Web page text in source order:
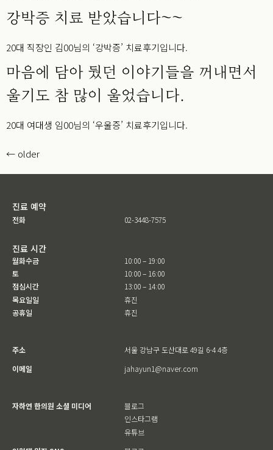
강박증 치료 받았습니다~~
20대 직장인 김00님의 ‘강박증’ 치료후기입니다.
마음에 담아 뒀던 이야기들을 꺼내면서
울기도 참 많이 울었습니다.
20대 여대생 임00님의 ‘우울증’ 치료후기입니다.
← older
진료 예약
전화 02-3448-7575
진료 시간
월화수금
토
점심시간
목요일일
공휴일
10:00 – 19:00
10:00 – 16:00
13:00 – 14:00
휴진
휴진
주소
서울 강남구 도산대로 49길 6-4 4층
이메일
jahayun1@naver.com
자하연 한의원 소셜 미디어
블로그
인스타그램
유튜브